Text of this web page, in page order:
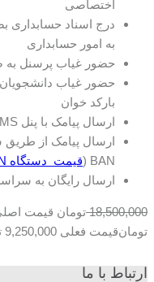
اختصاصی
درج اسناد حسابداری
به امور حسابداری
حضور غیاب پرسنل
حضور غیاب
بارکد خوان
ارسال پیامک با پنل SMS ، و یا ربات پیام رسان
BAN (
قیمت دستگاه SMS BAN
ارسال رایگان به
18,500,000 تومان قیمت اصلی 18,500,000
تومانقیمت فعلی 9,250,000 تومان است.
ارتباط با ما